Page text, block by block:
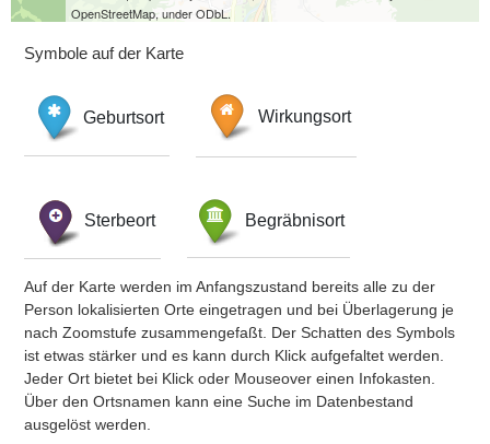
OpenStreetMap, under ODbL.
Symbole auf der Karte
Geburtsort Wirkungsort
Sterbeort Begräbnisort
Auf der Karte werden im Anfangszustand bereits alle zu der
Person lokalisierten Orte eingetragen und bei Überlagerung je
nach Zoomstufe zusammengefaßt. Der Schatten des Symbols
ist etwas stärker und es kann durch Klick aufgefaltet werden.
Jeder Ort bietet bei Klick oder Mouseover einen Infokasten.
Über den Ortsnamen kann eine Suche im Datenbestand
ausgelöst werden.